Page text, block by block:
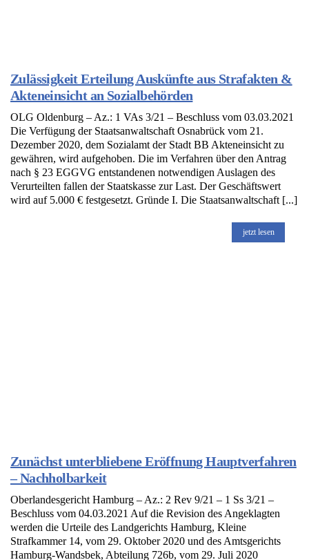
Zulässigkeit Erteilung Auskünfte aus Strafakten &
Akteneinsicht an Sozialbehörden
OLG Oldenburg – Az.: 1 VAs 3/21 – Beschluss vom 03.03.2021
Die Verfügung der Staatsanwaltschaft Osnabrück vom 21.
Dezember 2020, dem Sozialamt der Stadt BB Akteneinsicht zu
gewähren, wird aufgehoben. Die im Verfahren über den Antrag
nach § 23 EGGVG entstandenen notwendigen Auslagen des
Verurteilten fallen der Staatskasse zur Last. Der Geschäftswert
wird auf 5.000 € festgesetzt. Gründe I. Die Staatsanwaltschaft [...]
jetzt lesen
Zunächst unterbliebene Eröffnung Hauptverfahren
– Nachholbarkeit
Oberlandesgericht Hamburg – Az.: 2 Rev 9/21 – 1 Ss 3/21 –
Beschluss vom 04.03.2021 Auf die Revision des Angeklagten
werden die Urteile des Landgerichts Hamburg, Kleine
Strafkammer 14, vom 29. Oktober 2020 und des Amtsgerichts
Hamburg-Wandsbek, Abteilung 726b, vom 29. Juli 2020